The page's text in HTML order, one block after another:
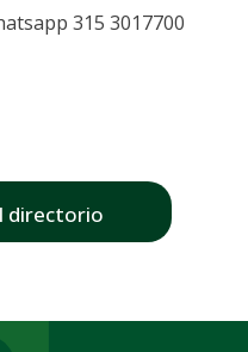
315 3017700
directorio